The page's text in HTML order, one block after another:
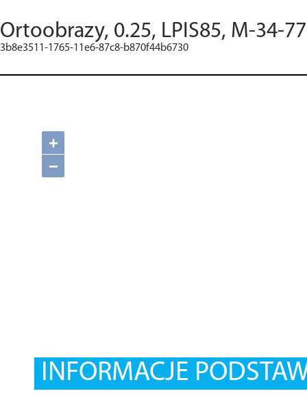
Ortoobrazy, 0.25, LPIS85, M-34-
3b8e3511-1765-11e6-87c8-b870f44b6730
+
−
INFORMACJE